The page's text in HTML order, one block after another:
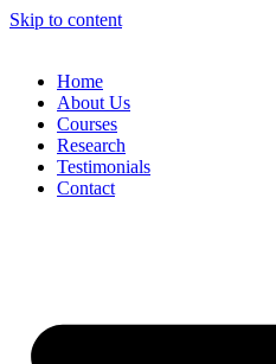
Skip to content
Home
About Us
Courses
Research
Testimonials
Contact